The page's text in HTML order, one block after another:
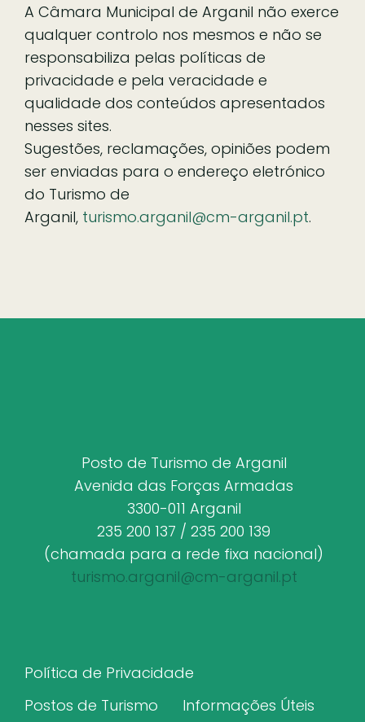
A Câmara Municipal de Arganil não exerce
qualquer controlo nos mesmos e não se
responsabiliza pelas políticas de
privacidade e pela veracidade e
qualidade dos conteúdos apresentados
nesses sites.
Sugestões, reclamações, opiniões podem
ser enviadas para o endereço eletrónico
do Turismo de
Arganil, turismo.arganil@cm-arganil.pt.
Posto de Turismo de Arganil
Avenida das Forças Armadas
3300-011 Arganil
235 200 137 / 235 200 139
(chamada para a rede fixa nacional)
turismo.arganil@cm-arganil.pt
Política de Privacidade
Postos de Turismo
Informações Úteis